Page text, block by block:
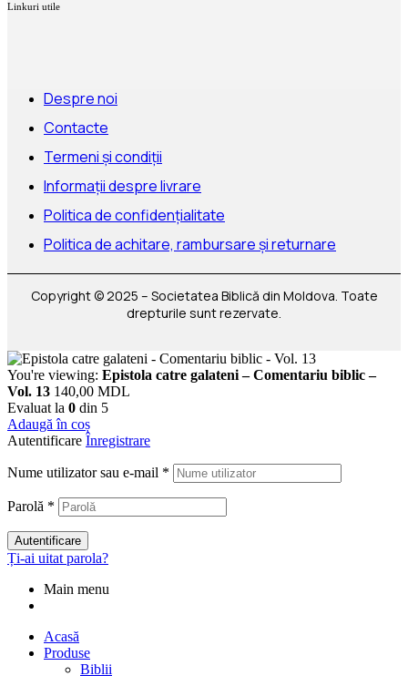
Linkuri utile
Despre noi
Contacte
Termeni și condiții
Informații despre livrare
Politica de confidențialitate
Politica de achitare, rambursare și returnare
Copyright © 2025 – Societatea Biblică din Moldova. Toate
drepturile sunt rezervate.
You're viewing: Epistola catre galateni – Comentariu biblic –
Vol. 13 140,00 MDL
Evaluat la 0 din 5
Adaugă în coș
Autentificare Înregistrare
Nume utilizator sau e-mail *
Parolă *
Autentificare
Ți-ai uitat parola?
Main menu
Acasă
Produse
Biblii